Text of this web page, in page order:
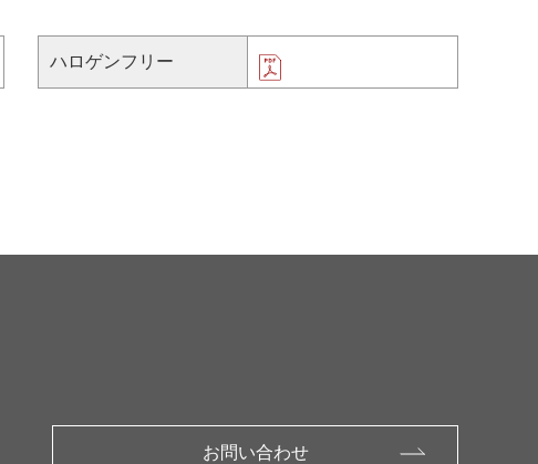
ハロゲンフリー
お問い合わせ